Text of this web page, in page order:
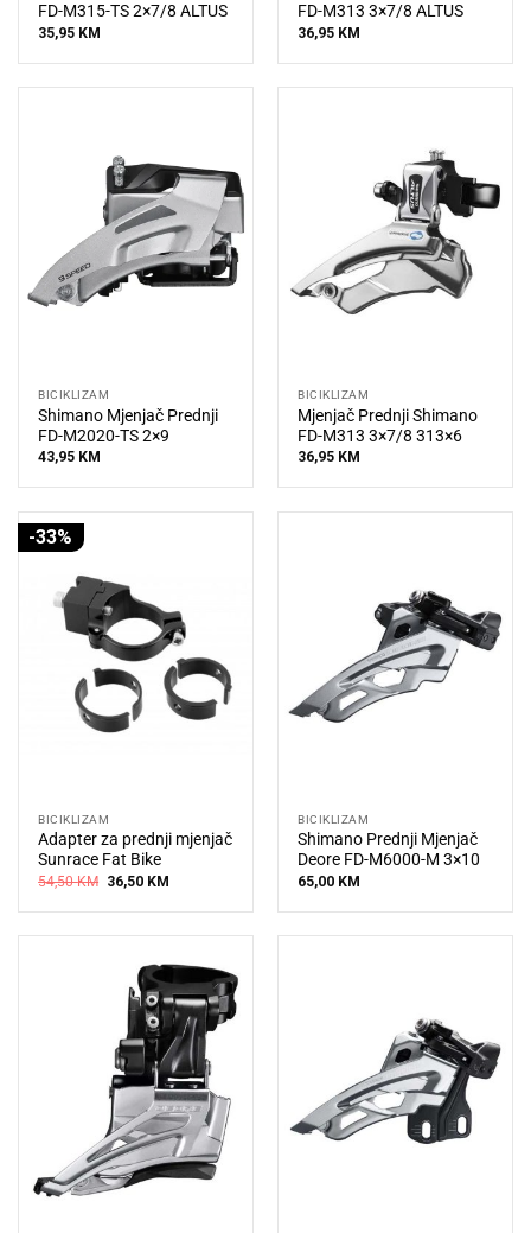
FD-M315-TS 2×7/8 ALTUS
35,95 KM
FD-M313 3×7/8 ALTUS
36,95 KM
BICIKLIZAM
Shimano Mjenjač Prednji
FD-M2020-TS 2×9
43,95 KM
BICIKLIZAM
Mjenjač Prednji Shimano
FD-M313 3×7/8 313×6
36,95 KM
-33%
BICIKLIZAM
Adapter za prednji mjenjač
Sunrace Fat Bike
54,50KM Original
price
was:
36,50 KMCurrent
is:
BICIKLIZAM
Shimano Prednji Mjenjač
Deore FD-M6000-M 3×10
65,00 KM